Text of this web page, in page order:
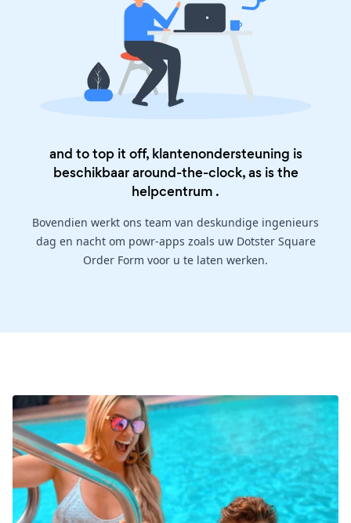
and to top it off, klantenondersteuning is
beschikbaar around-the-clock, as is the
helpcentrum .
Bovendien werkt ons team van deskundige ingenieurs
dag en nacht om powr-apps zoals uw Dotster Square
Order Form voor u te laten werken.